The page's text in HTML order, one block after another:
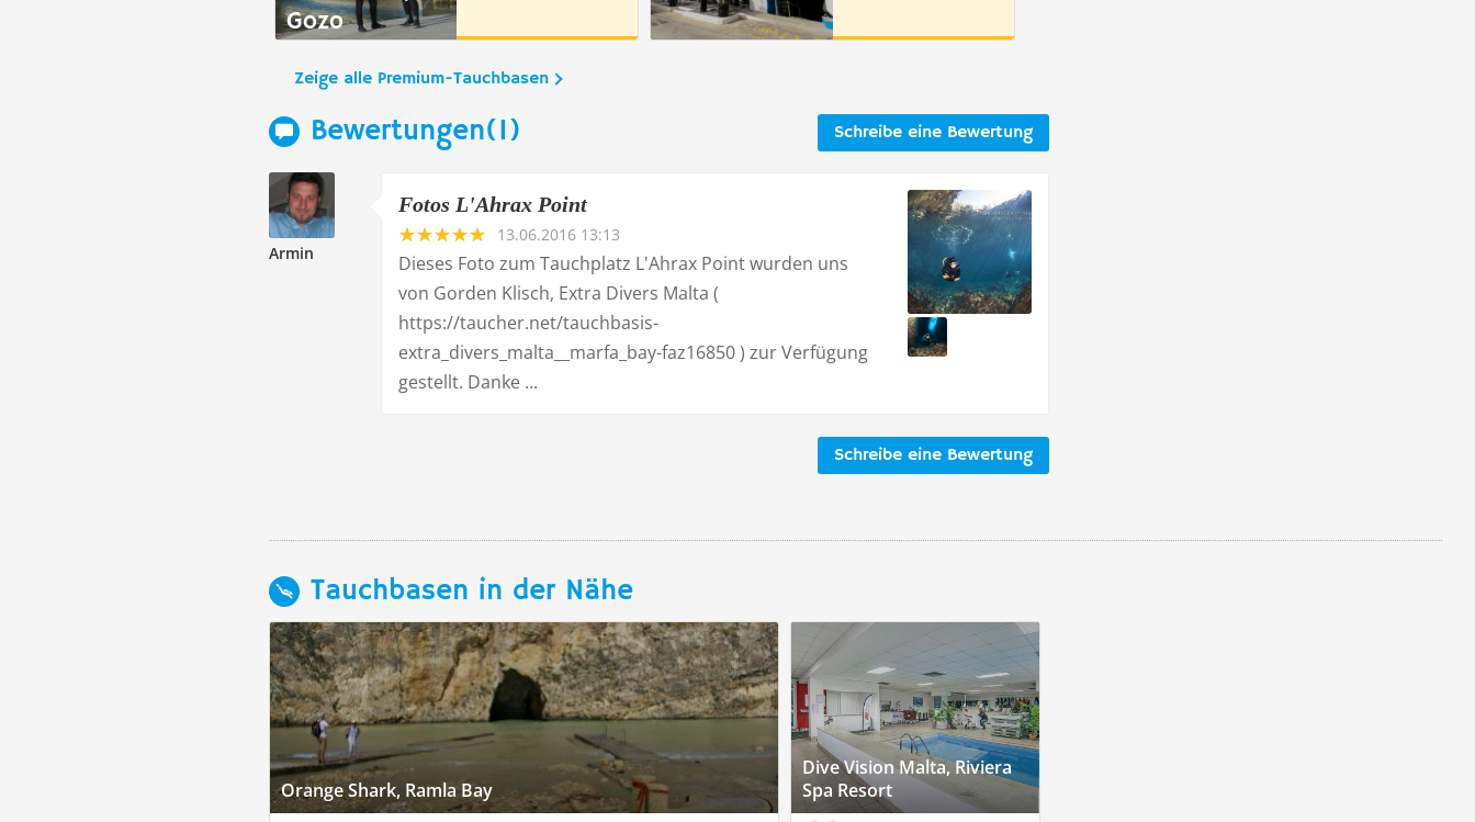
Gozo
Zeige alle Premium-Tauchbasen
Schreibe eine Bewertung
Bewertungen(1)
Armin
Fotos L'Ahrax Point
13.06.2016 13:13
Dieses Foto zum Tauchplatz L'Ahrax Point wurden uns
von Gorden Klisch, Extra Divers Malta (
https://taucher.net/tauchbasis-
extra_divers_malta__marfa_bay-faz16850 ) zur Verfügung
gestellt. Danke ...
Schreibe eine Bewertung
Tauchbasen in der Nähe
Orange Shark, Ramla Bay
Dive Vision Malta, Riviera
Spa Resort